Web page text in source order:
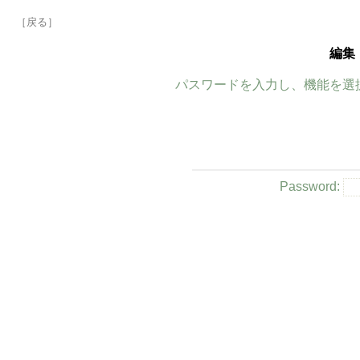
［戻る］
編集
パスワードを入力し、機能を
Password: